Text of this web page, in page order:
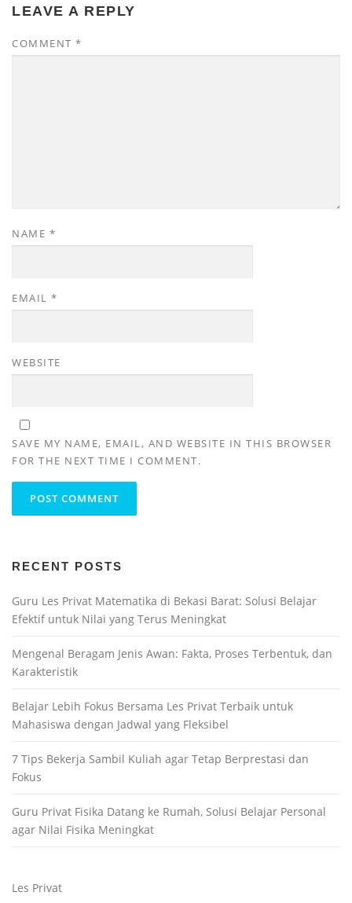
LEAVE A REPLY
COMMENT *
NAME *
EMAIL *
WEBSITE
SAVE MY NAME, EMAIL, AND WEBSITE IN THIS BROWSER
FOR THE NEXT TIME I COMMENT.
RECENT POSTS
Guru Les Privat Matematika di Bekasi Barat: Solusi Belajar
Efektif untuk Nilai yang Terus Meningkat
Mengenal Beragam Jenis Awan: Fakta, Proses Terbentuk, dan
Karakteristik
Belajar Lebih Fokus Bersama Les Privat Terbaik untuk
Mahasiswa dengan Jadwal yang Fleksibel
7 Tips Bekerja Sambil Kuliah agar Tetap Berprestasi dan
Fokus
Guru Privat Fisika Datang ke Rumah, Solusi Belajar Personal
agar Nilai Fisika Meningkat
Les Privat